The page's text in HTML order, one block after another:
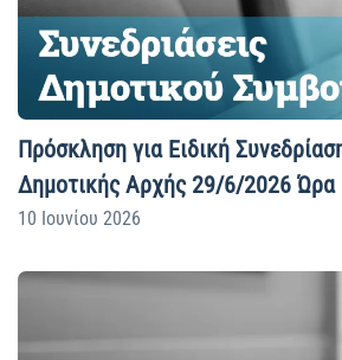
Πρόσκληση για Ειδική
Δημοτικής Αρχής 29/6/2026 Ώρα
10 Ιουνίου 2026